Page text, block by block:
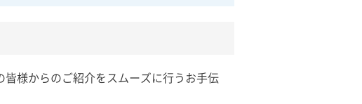
様からのご紹介をスムーズに行うお手伝